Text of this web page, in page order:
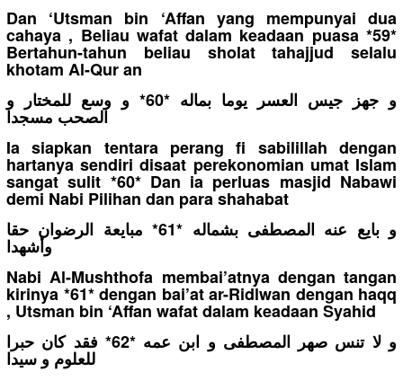
Dan ‘Utsman bin ‘Affan yang mempunyai dua
cahaya , Beliau wafat dalam keadaan puasa *59*
Bertahun-tahun beliau sholat tahajjud selalu
khotam Al-Qur an
و جهز جيس العسر يوما بماله *60* و وسع للمختار و
الصحب مسجدا
Ia siapkan tentara perang fi sabilillah dengan
hartanya sendiri disaat perekonomian umat Islam
sangat sulit *60* Dan ia perluas masjid Nabawi
demi Nabi Pilihan dan para shahabat
و بايع عنه المصطفى بشماله *61* مبايعة الرضوان حقا
وأشهدا
Nabi Al-Mushthofa membai’atnya dengan tangan
kirinya *61* dengan bai’at ar-Ridlwan dengan haqq
, Utsman bin ‘Affan wafat dalam keadaan Syahid
و لا تنس صهر المصطفى و ابن عمه *62* فقد كان حبرا
للعلوم و سيدا